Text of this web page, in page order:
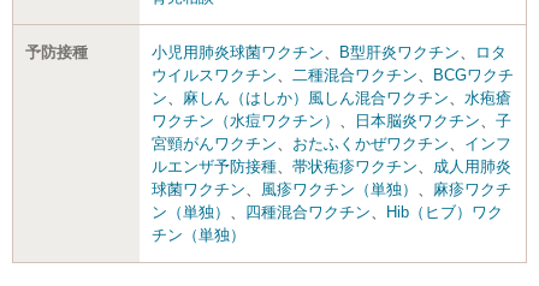
予防接種 小児用肺炎球菌ワクチン、 B型肝炎ワクチン、
ロタ
ウイルスワクチン、 二種混合ワクチン、
BCGワクチ
ン、 麻しん（はしか）風しん混合ワクチン、 水疱瘡
ワクチン（水痘ワクチン） 、 日本脳炎ワクチン、 子
宮頸がんワクチン、 おたふくかぜワクチン、 インフ
ルエンザ予防接種、 帯状疱疹ワクチン、 成人用肺炎
球菌ワクチン、 風疹ワクチン（単独） 、 麻疹ワクチ
ン（単独） 、 四種混合ワクチン、
Hib（ヒブ）ワク
チン（単独）